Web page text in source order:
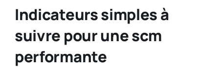
Indicateurs simples à
suivre pour une scm
performante